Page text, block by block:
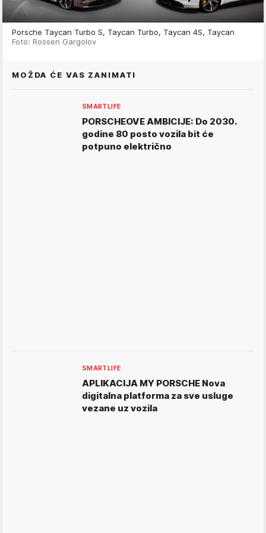
Porsche Taycan Turbo S, Taycan Turbo, Taycan 4S, Taycan
Foto: Rossen Gargolov
MOŽDA ĆE VAS ZANIMATI
SMARTLIFE
PORSCHEOVE AMBICIJE: Do 2030.
godine 80 posto vozila bit će
potpuno električno
SMARTLIFE
APLIKACIJA MY PORSCHE Nova
digitalna platforma za sve usluge
vezane uz vozila